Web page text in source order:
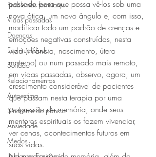
Problemas familiares
Vidas passadas
Doenças
Espiritualidade
Solidão
Relacionamentos
Autoestima
Síndrome do pânico
Ansiedade
Medos
passado para que possa vê-los sob uma
nova ótica, um novo ângulo e, com isso,
modificar todo um padrão de crenças e
emoções negativas construídas, nesta
vida (infância, nascimento, útero
materno) ou num passado mais remoto,
em vidas passadas, observo, agora, um
crescimento considerável de pacientes
que passam nesta terapia por uma
progressão de memória, onde seus
mentores espirituais os fazem vivenciar,
ver cenas, acontecimentos futuros em
suas vidas.